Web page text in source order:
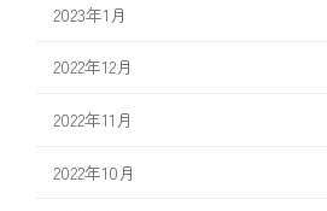
2023年1月
2022年12月
2022年11月
2022年10月